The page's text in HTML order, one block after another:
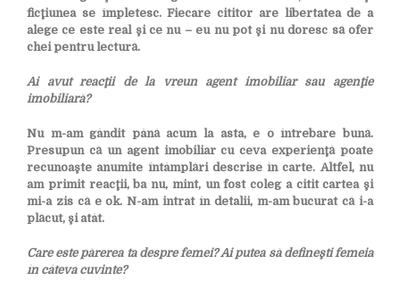
ficţiunea se împletesc. Fiecare cititor are libertatea de a
alege ce este real şi ce nu – eu nu pot şi nu doresc să ofer
chei pentru lectură.
Ai avut reacţii de la vreun agent imobiliar sau agenţie
imobiliară?
Nu m-am gândit până acum la asta, e o întrebare bună.
Presupun că un agent imobiliar cu ceva experienţă poate
recunoaşte anumite întâmplări descrise în carte. Altfel, nu
am primit reacţii, ba nu, mint, un fost coleg a citit cartea şi
mi-a zis că e ok. N-am intrat în detalii, m-am bucurat că i-a
plăcut, şi atât.
Care este părerea ta despre femei? Ai putea să defineşti femeia
în câteva cuvinte?